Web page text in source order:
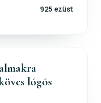
925 ezüst
lógós